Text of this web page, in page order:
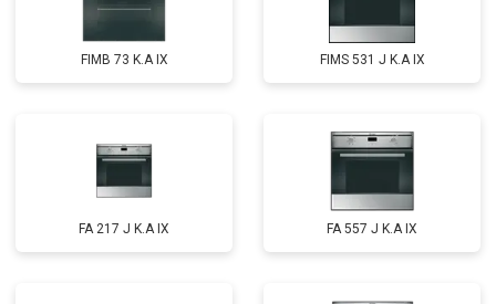
FIMB 73 K.A IX FIMS 531 J K.A IX
FA 217 J K.A IX FA 557 J K.A IX